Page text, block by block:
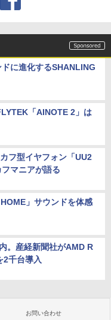
に進化するSHANLING
「AINOTE 2」は
フ型イヤフォン「UU2
マニアが語る
」サウンドを体感
。産経新聞社がAMD R
千台導入
お問い合わせ